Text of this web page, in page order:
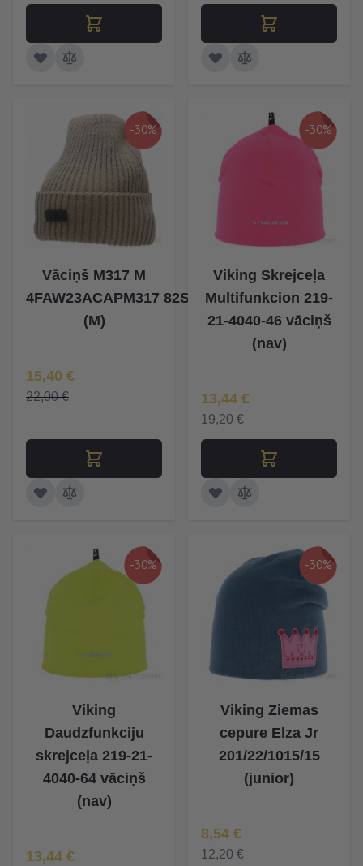
-30%
Vāciņš M317 M
4FAW23ACAPM317 82S
(M)
Īpaša Cena
15,40 €
22,00 €
-30%
Viking Skrejceļa
Multifunkcion 219-
21-4040-46 vāciņš
(nav)
Īpaša Cena
13,44 €
19,20 €
-30%
Viking
Daudzfunkciju
skrejceļa 219-21-
4040-64 vāciņš
(nav)
Īpaša Cena
13,44 €
-30%
Viking Ziemas
cepure Elza Jr
201/22/1015/15
(junior)
Īpaša Cena
8,54 €
12,20 €